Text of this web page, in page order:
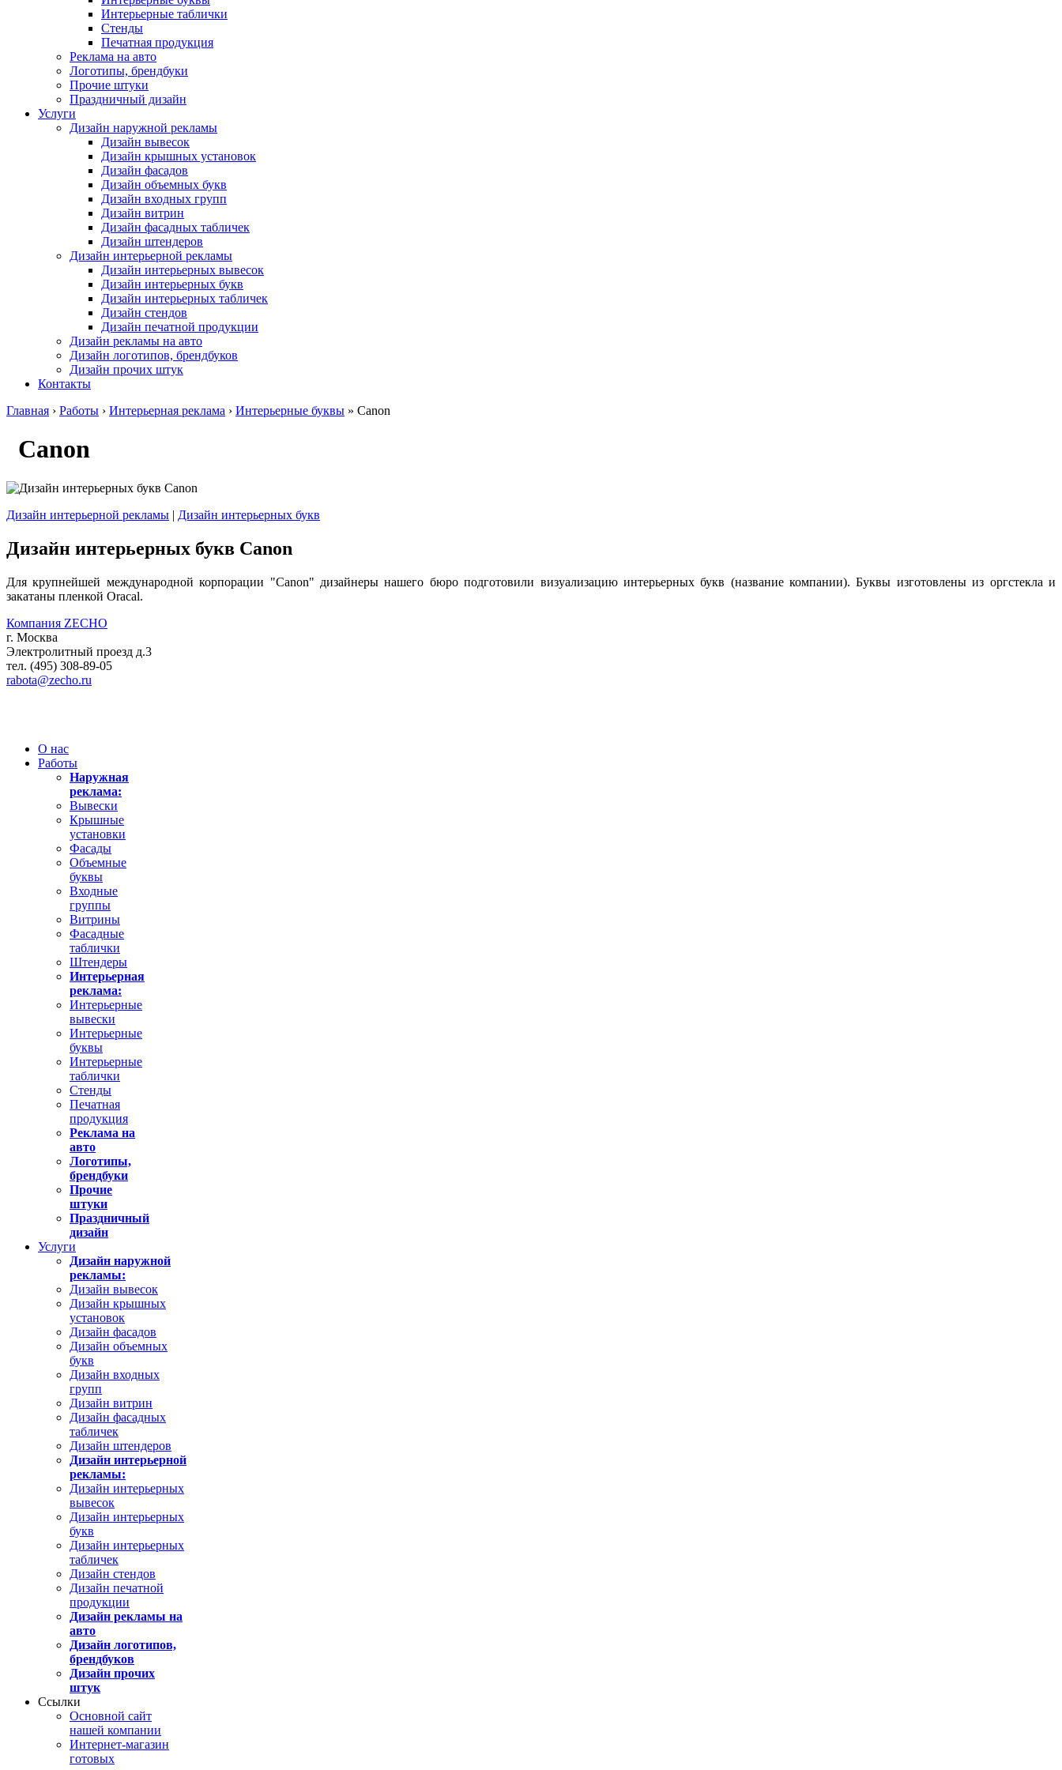
Интерьерные таблички
Стенды
Печатная продукция
Реклама на авто
Логотипы, брендбуки
Прочие штуки
Праздничный дизайн
Услуги
Дизайн наружной рекламы
Дизайн вывесок
Дизайн крышных установок
Дизайн фасадов
Дизайн объемных букв
Дизайн входных групп
Дизайн витрин
Дизайн фасадных табличек
Дизайн штендеров
Дизайн интерьерной рекламы
Дизайн интерьерных вывесок
Дизайн интерьерных букв
Дизайн интерьерных табличек
Дизайн стендов
Дизайн печатной продукции
Дизайн рекламы на авто
Дизайн логотипов, брендбуков
Дизайн прочих штук
Контакты
Главная › Работы › Интерьерная реклама › Интерьерные буквы » Canon
Canon
Дизайн интерьерной рекламы | Дизайн интерьерных букв
Дизайн интерьерных букв Canon
Для крупнейшей международной корпорации "Canon" дизайнеры нашего бюро подготовили визуализацию интерьерных букв (название компании). Буквы изготовлены из оргстекла и
закатаны пленкой Oracal.
Компания ZECHO
г. Москва
Электролитный проезд д.3
тел. (495) 308-89-05
rabota@zecho.ru
О нас
Работы
Наружная
реклама:
Вывески
Крышные
установки
Фасады
Объемные
буквы
Входные
группы
Витрины
Фасадные
таблички
Штендеры
Интерьерная
реклама:
Интерьерные
вывески
Интерьерные
буквы
Интерьерные
таблички
Стенды
Печатная
продукция
Реклама на
авто
Логотипы,
брендбуки
Прочие
штуки
Праздничный
дизайн
Услуги
Дизайн наружной
рекламы:
Дизайн вывесок
Дизайн крышных
установок
Дизайн фасадов
Дизайн объемных
букв
Дизайн входных
групп
Дизайн витрин
Дизайн фасадных
табличек
Дизайн штендеров
Дизайн интерьерной
рекламы:
Дизайн интерьерных
вывесок
Дизайн интерьерных
букв
Дизайн интерьерных
табличек
Дизайн стендов
Дизайн печатной
продукции
Дизайн рекламы на
авто
Дизайн логотипов,
брендбуков
Дизайн прочих
штук
Ссылки
Основной сайт
нашей компании
Интернет-магазин
готовых